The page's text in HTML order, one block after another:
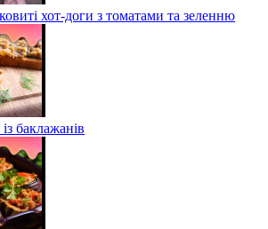
хот-доги з томатами та зеленню
баклажанів